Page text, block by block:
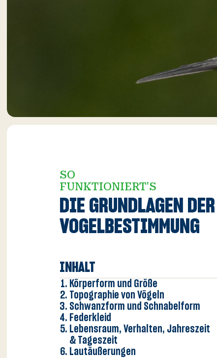
SO
FUNKTIONIERT'S
DIE GRUNDLAGEN DER
VOGEL­BESTIMMUNG
INHALT
Körperform und Größe
Topographie von Vögeln
Schwanzform und Schnabelform
Federkleid
Lebensraum, Verhalten, Jahreszeit
& Tageszeit
Lautäußerungen